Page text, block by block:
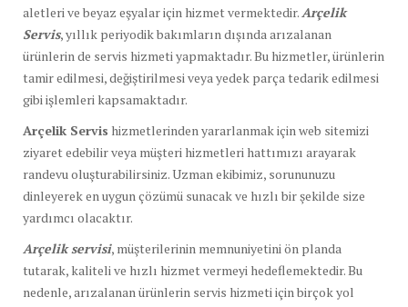
aletleri ve beyaz eşyalar için hizmet vermektedir. Arçelik
Servis, yıllık periyodik bakımların dışında arızalanan
ürünlerin de servis hizmeti yapmaktadır. Bu hizmetler, ürünlerin
tamir edilmesi, değiştirilmesi veya yedek parça tedarik edilmesi
gibi işlemleri kapsamaktadır.
Arçelik Servis hizmetlerinden yararlanmak için web sitemizi
ziyaret edebilir veya müşteri hizmetleri hattımızı arayarak
randevu oluşturabilirsiniz. Uzman ekibimiz, sorununuzu
dinleyerek en uygun çözümü sunacak ve hızlı bir şekilde size
yardımcı olacaktır.
Arçelik servisi, müşterilerinin memnuniyetini ön planda
tutarak, kaliteli ve hızlı hizmet vermeyi hedeflemektedir. Bu
nedenle, arızalanan ürünlerin servis hizmeti için birçok yol